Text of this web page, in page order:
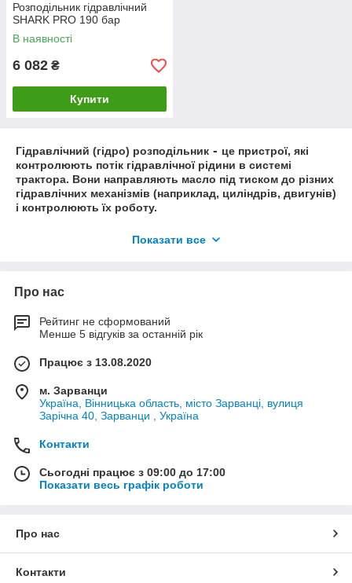
Розподiльник гiдравлiчний
SHARK PRO 190 бар
В наявності
6 082 ₴
Купити
Гідравлічний (гідро) розподільник - це пристрої, які
контролюють потік гідравлічної рідини в системі
трактора. Вони направляють масло під тиском до різних
гідравлічних механізмів (наприклад, циліндрів, двигунів)
і контролюють їх роботу.
Регулювання частоти обертання
Захист системи від перевантаження
клапани).
Управління декількома механізмами
Види гідророзподільників для тягачів:
За способом управління:
Ручні(важільні або кнопкові).
Електрогідравлічні(управляються за сигналом від
ЕБУ).
Показати все
Про нас
Рейтинг не сформований
Менше 5 відгуків за останній рік
Працює з 13.08.2020
м. Зарванци
Україна, Вінницька область, місто Зарванці, вулиця
Зарічна 40, Зарванци , Україна
Контакти
Сьогодні працює з 09:00 до 17:00
Показати весь графік роботи
Про нас
Контакти